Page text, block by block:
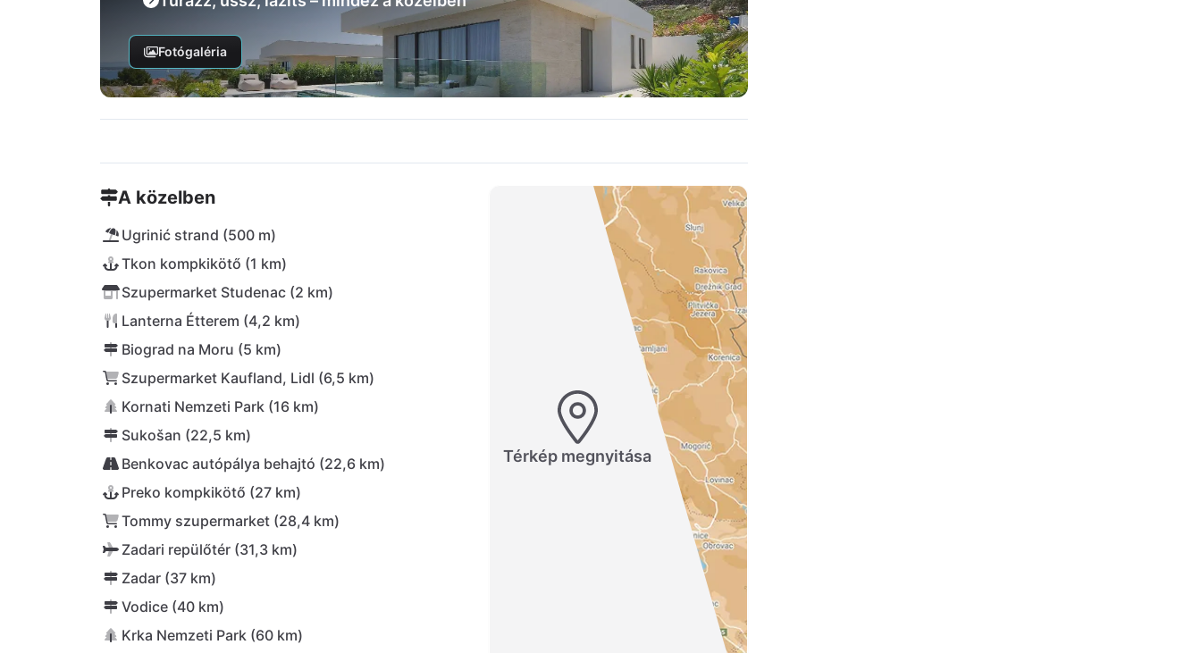
Fotógaléria
A közelben
Ugrinić strand (500 m)
Tkon kompkikötő (1 km)
Szupermarket Studenac (2 km)
Lanterna Étterem (4,2 km)
Biograd na Moru (5 km)
Szupermarket Kaufland, Lidl (6,5 km)
Kornati Nemzeti Park (16 km)
Sukošan (22,5 km)
Benkovac autópálya behajtó (22,6 km)
Preko kompkikötő (27 km)
Tommy szupermarket (28,4 km)
Zadari repülőtér (31,3 km)
Zadar (37 km)
Vodice (40 km)
Krka Nemzeti Park (60 km)
Térkép megnyitása